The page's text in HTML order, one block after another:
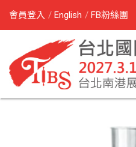
會員登入 English FB粉絲團